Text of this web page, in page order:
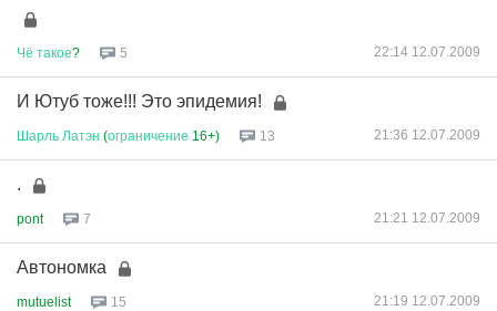
Чё такое? 5 22:14 12.07.2009
И Ютуб тоже!!! Это эпидемия!
Шарль Латэн (ограничение 16+) 13 21:36 12.07.2009
.
pont 7 21:21 12.07.2009
Автономка
mutuelist 15 21:19 12.07.2009